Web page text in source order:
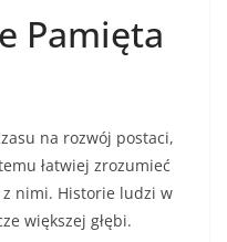
Pamięta
na rozwój postaci,
łatwiej zrozumieć
nimi. Historie ludzi w
większej głębi.